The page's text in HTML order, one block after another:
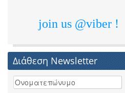
join us @viber !
Διάθεση Newsletter